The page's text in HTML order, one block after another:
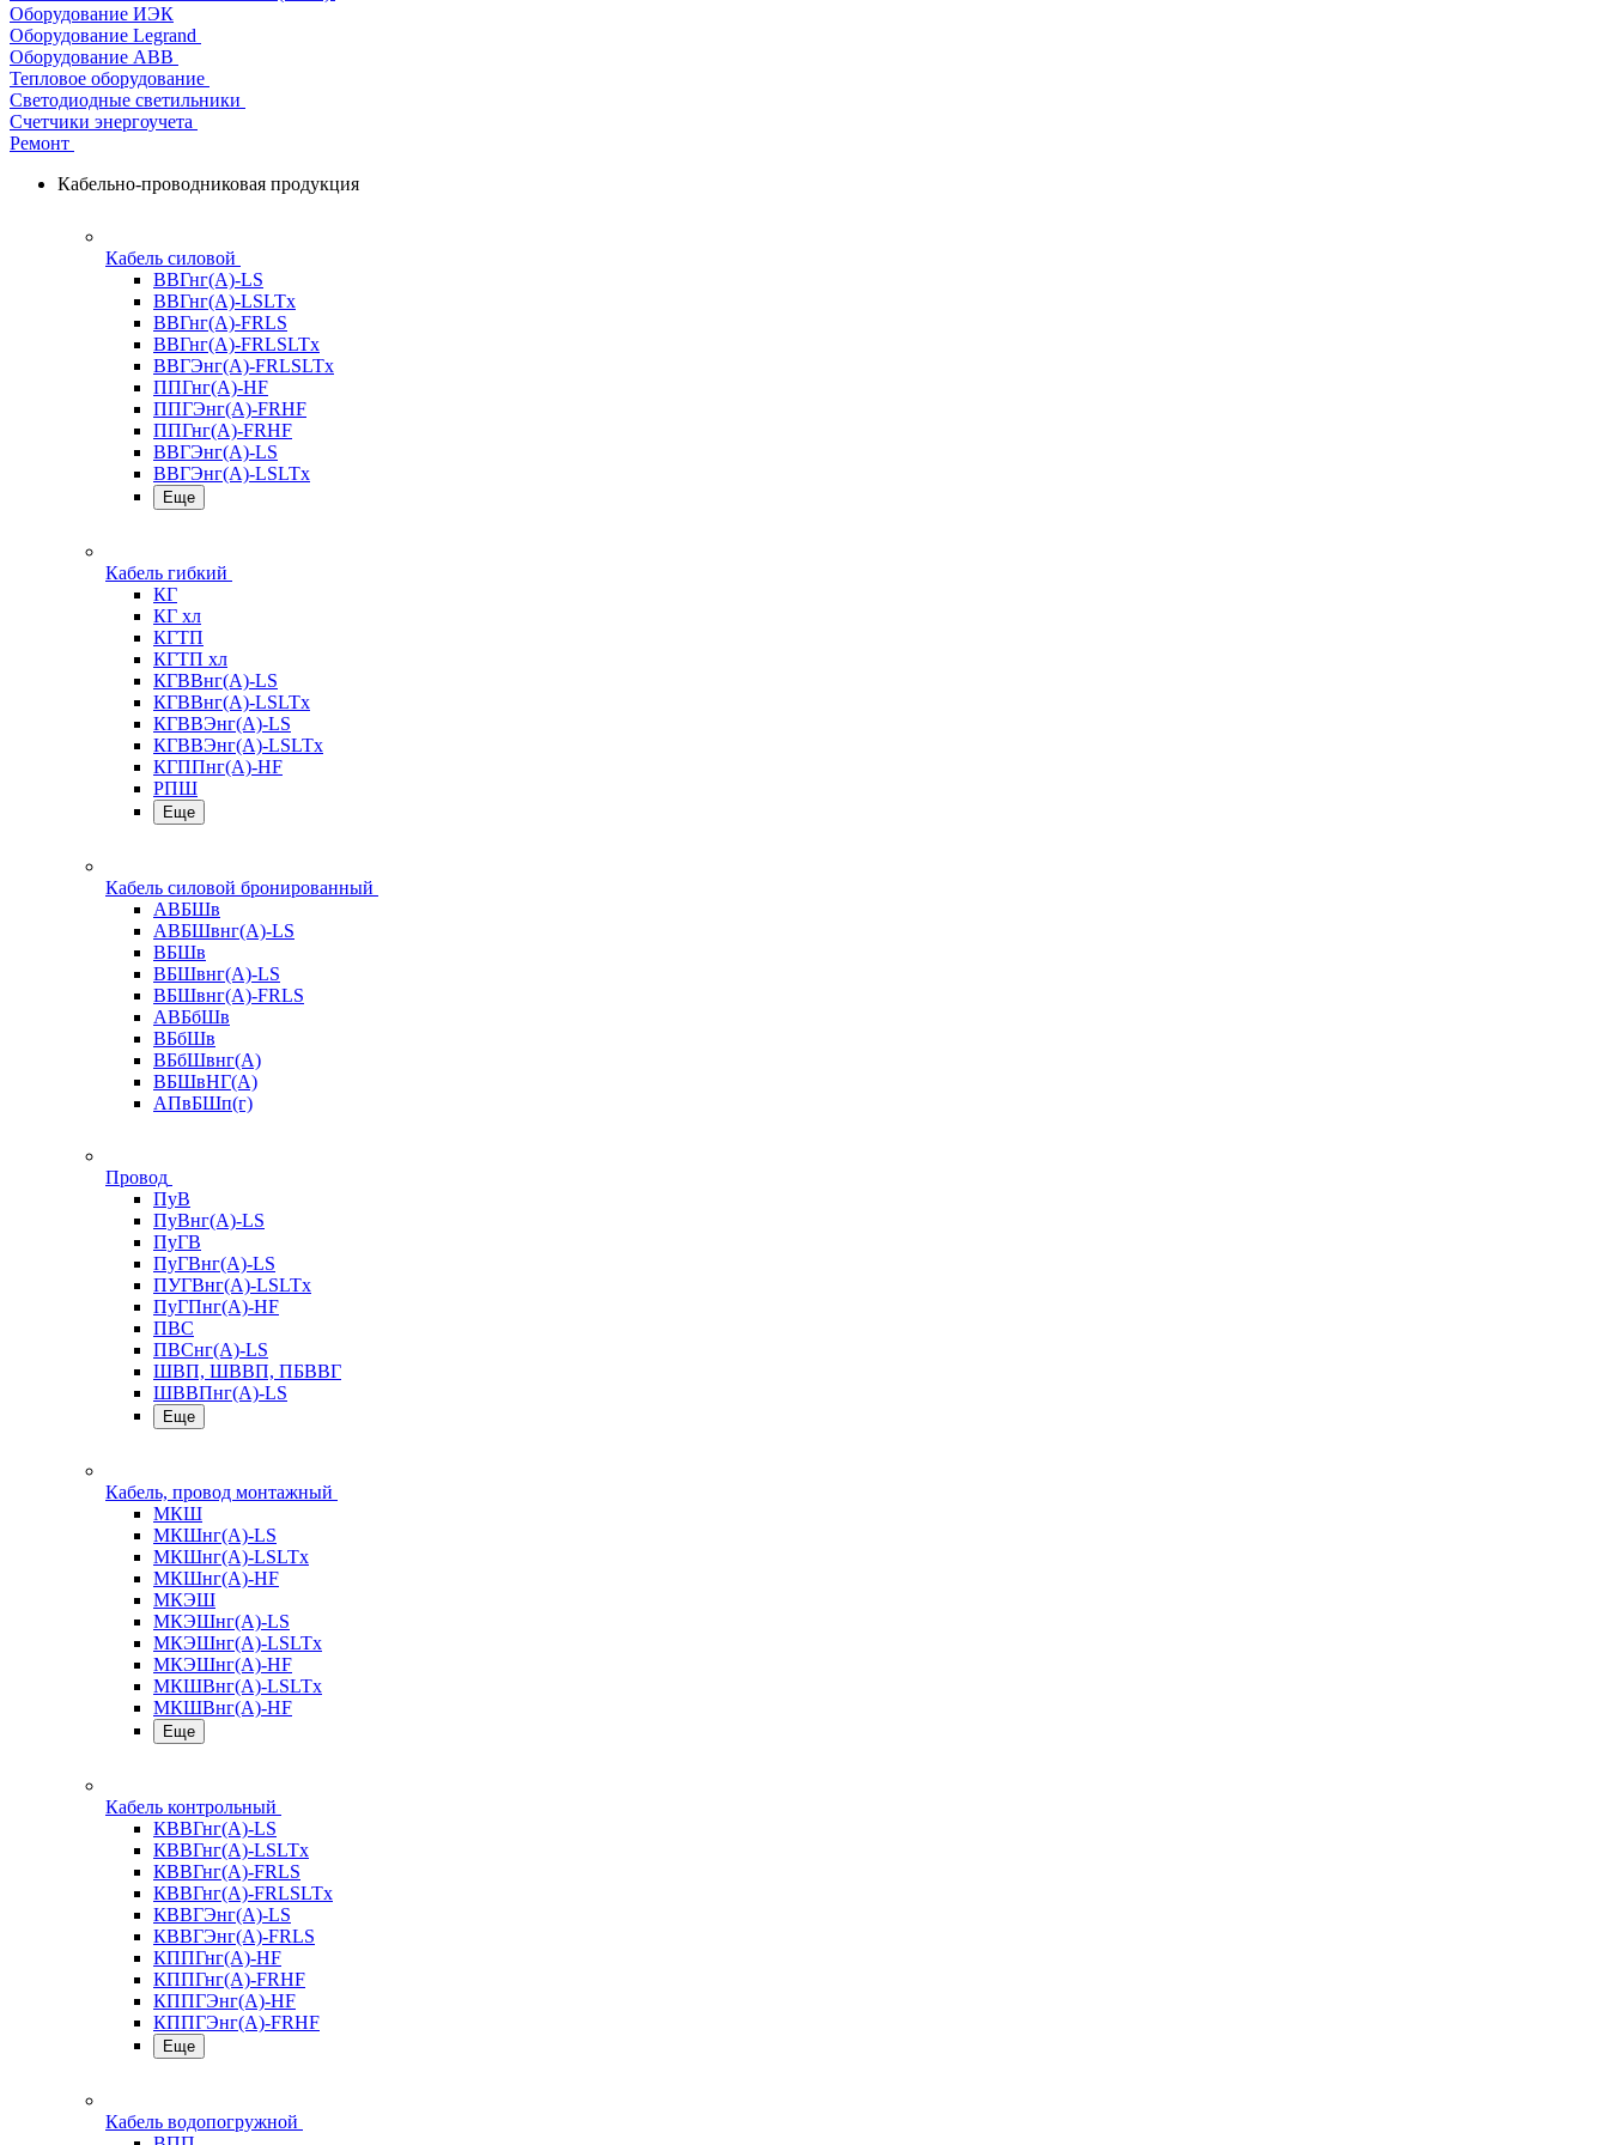
Оборудование ИЭК
Оборудование Legrand
Оборудование АВВ
Тепловое оборудование
Светодиодные светильники
Счетчики энергоучета
Ремонт
Кабельно-проводниковая продукция
Кабель силовой
ВВГнг(А)-LS
ВВГнг(А)-LSLTx
ВВГнг(А)-FRLS
ВВГнг(А)-FRLSLTx
ВВГЭнг(А)-FRLSLTx
ППГнг(А)-HF
ППГЭнг(А)-FRHF
ППГнг(А)-FRHF
ВВГЭнг(А)-LS
ВВГЭнг(А)-LSLTx
Еще
Кабель гибкий
КГ
КГ хл
КГТП
КГТП хл
КГВВнг(А)-LS
КГВВнг(А)-LSLTx
КГВВЭнг(А)-LS
КГВВЭнг(А)-LSLTx
КГППнг(А)-HF
РПШ
Еще
Кабель силовой бронированный
АВБШв
АВБШвнг(А)-LS
ВБШв
ВБШвнг(А)-LS
ВБШвнг(А)-FRLS
АВБбШв
ВБбШв
ВБбШвнг(А)
ВБШвНГ(А)
АПвБШп(г)
Провод
ПуВ
ПуВнг(А)-LS
ПуГВ
ПуГВнг(А)-LS
ПУГВнг(А)-LSLTx
ПуГПнг(А)-HF
ПВС
ПВСнг(А)-LS
ШВП, ШВВП, ПБВВГ
ШВВПнг(А)-LS
Еще
Кабель, провод монтажный
МКШ
МКШнг(А)-LS
МКШнг(А)-LSLTx
МКШнг(А)-HF
МКЭШ
МКЭШнг(А)-LS
МКЭШнг(А)-LSLTx
МКЭШнг(А)-HF
МКШВнг(A)-LSLTx
МКШВнг(А)-HF
Еще
Кабель контрольный
КВВГнг(А)-LS
КВВГнг(А)-LSLTx
КВВГнг(А)-FRLS
КВВГнг(А)-FRLSLTx
КВВГЭнг(А)-LS
КВВГЭнг(А)-FRLS
КППГнг(А)-HF
КППГнг(А)-FRHF
КППГЭнг(А)-HF
КППГЭнг(А)-FRHF
Еще
Кабель водопогружной